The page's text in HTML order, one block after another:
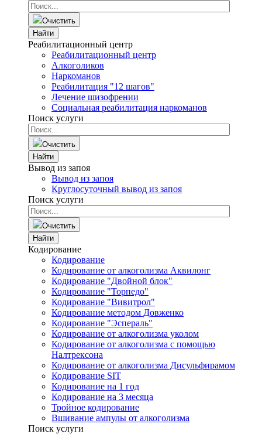
Очистить
Найти
Реабилитационный центр
Реабилитационный центр
Алкоголиков
Наркоманов
Реабилитация "12 шагов"
Лечение шизофрении
Социальная реабилитация наркоманов
Поиск услуги
Очистить
Найти
Вывод из запоя
Вывод из запоя
Круглосуточный вывод из запоя
Поиск услуги
Очистить
Найти
Кодирование
Кодирование
Кодирование от алкоголизма Аквилонг
Кодирование "Двойной блок"
Кодирование "Торпедо"
Кодирование "Вивитрол"
Кодирование методом Довженко
Кодирование "Эспераль"
Кодирование от алкоголизма уколом
Кодирование от алкоголизма с помощью
Налтрексона
Кодирование от алкоголизма Дисульфирамом
Кодирование SIT
Кодирование на 1 год
Кодирование на 3 месяца
Тройное кодирование
Вшивание ампулы от алкоголизма
Поиск услуги